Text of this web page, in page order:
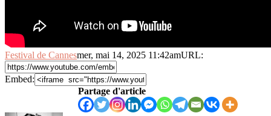
Festival de Cannesmer, mai 14, 2025 11:42amURL:
Embed:
Partage d'article